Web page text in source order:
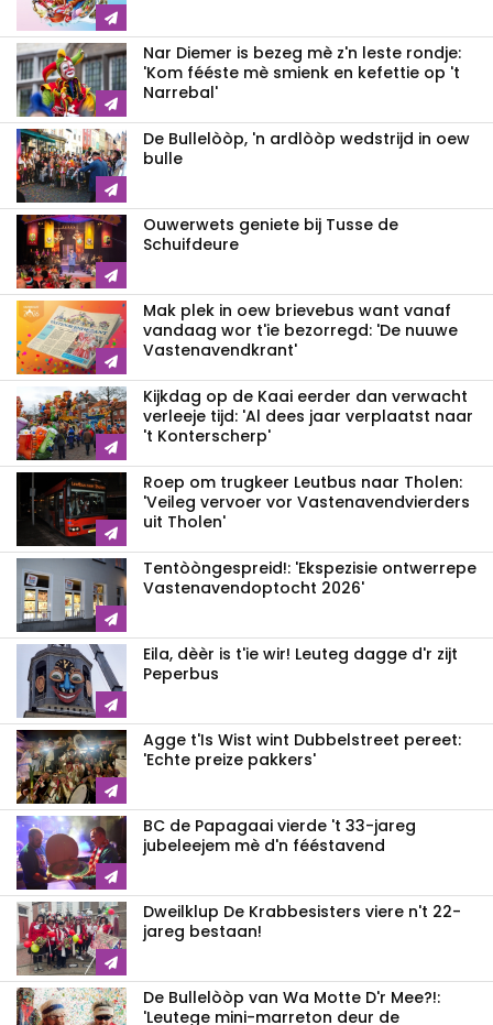
Nar Diemer is bezeg mè z'n leste rondje:
'Kom fééste mè smienk en kefettie op 't
Narrebal'
De Bullelòòp, 'n ardlòòp wedstrijd in oew
bulle
Ouwerwets geniete bij Tusse de
Schuifdeure
Mak plek in oew brievebus want vanaf
vandaag wor t'ie bezorregd: 'De nuuwe
Vastenavendkrant'
Kijkdag op de Kaai eerder dan verwacht
verleeje tijd: 'Al dees jaar verplaatst naar
't Konterscherp'
Roep om trugkeer Leutbus naar Tholen:
'Veileg vervoer vor Vastenavendvierders
uit Tholen'
Tentòòngespreid!: 'Ekspezisie ontwerrepe
Vastenavendoptocht 2026'
Eila, dèèr is t'ie wir! Leuteg dagge d'r zijt
Peperbus
Agge t'Is Wist wint Dubbelstreet pereet:
'Echte preize pakkers'
BC de Papagaai vierde 't 33-jareg
jubeleejem mè d'n fééstavend
Dweilklup De Krabbesisters viere n't 22-
jareg bestaan!
De Bullelòòp van Wa Motte D'r Mee?!:
'Leutege mini-marreton deur de